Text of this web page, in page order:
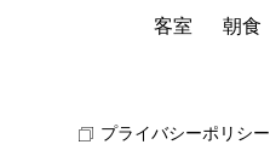
客室 朝食
プライバシーポリシー